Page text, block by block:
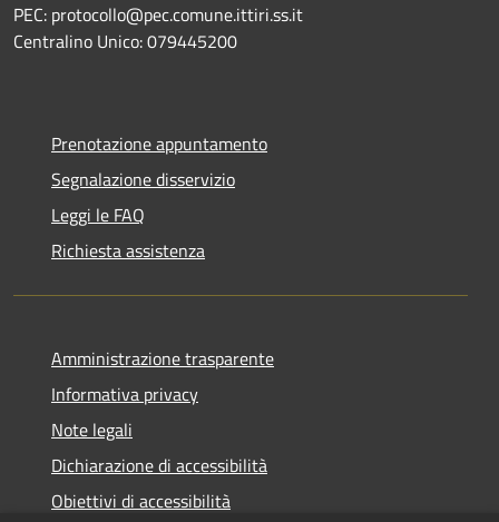
PEC: protocollo@pec.comune.ittiri.ss.it
Centralino Unico: 079445200
Prenotazione appuntamento
Segnalazione disservizio
Leggi le FAQ
Richiesta assistenza
Amministrazione trasparente
Informativa privacy
Note legali
Dichiarazione di accessibilità
Obiettivi di accessibilità